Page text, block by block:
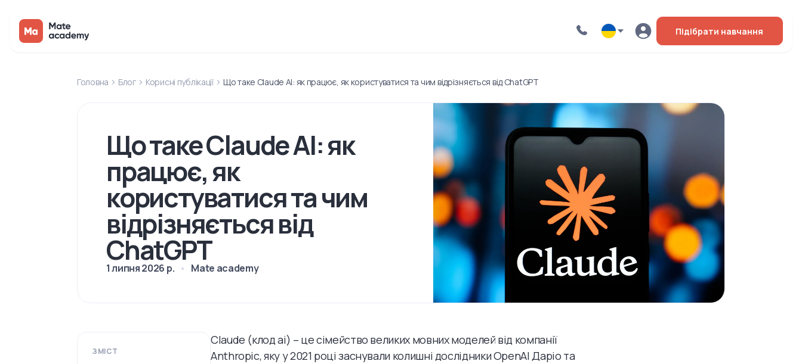
Підібрати навчання
Головна Блог Корисні публікації Що таке Claude AI: як працює, як користуватися та чим відрізняється від ChatGPT
Що таке Claude AI: як
працює, як
користуватися та чим
відрізняється від
ChatGPT
1 липня 2026 р. Mate academy
ЗМІСТ
Claude (клод аі) – це сімейство великих мовних моделей від компанії
Anthropic, яку у 2021 році заснували колишні дослідники OpenAI Даріо та